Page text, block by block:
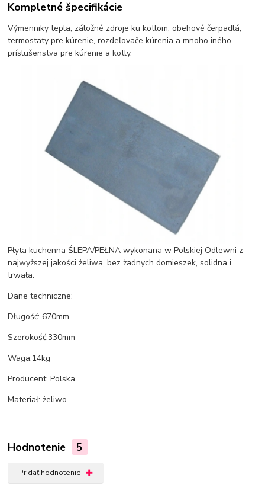
Kompletné špecifikácie
Výmenniky tepla, záložné zdroje ku kotlom, obehové čerpadlá,
termostaty pre kúrenie, rozdeľovače kúrenia a mnoho iného
príslušenstva pre kúrenie a kotly.
Płyta kuchenna ŚLEPA/PEŁNA wykonana w Polskiej Odlewni z
najwyższej jakości żeliwa, bez żadnych domieszek, solidna i
trwała.
Dane techniczne:
Długość: 670mm
Szerokość:330mm
Waga:14kg
Producent: Polska
Materiał: żeliwo
Hodnotenie 5
Pridať hodnotenie